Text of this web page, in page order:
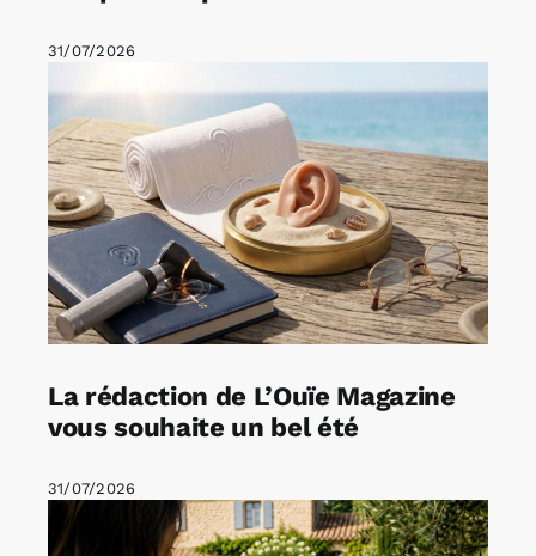
31/07/2026
La rédaction de L’Ouïe Magazine
vous souhaite un bel été
31/07/2026